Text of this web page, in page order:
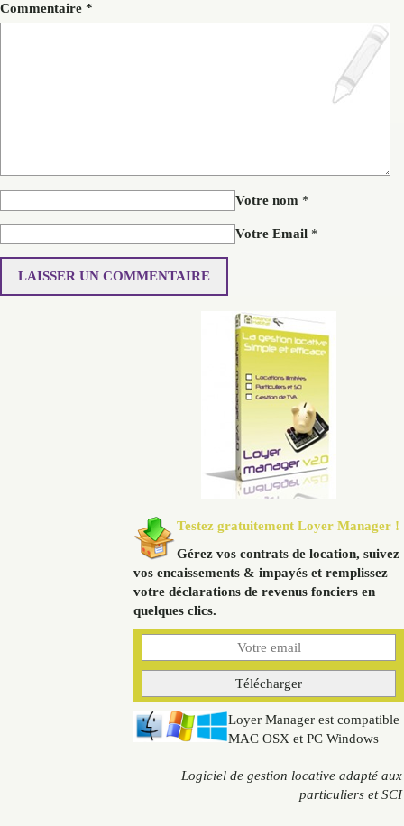
Commentaire *
Votre nom *
Votre Email *
Testez gratuitement Loyer Manager !
Gérez vos contrats de location, suivez
vos encaissements & impayés et remplissez
votre déclarations de revenus fonciers en
quelques clics.
Loyer Manager est compatible
MAC OSX et PC Windows
Logiciel de gestion locative adapté aux
particuliers et SCI